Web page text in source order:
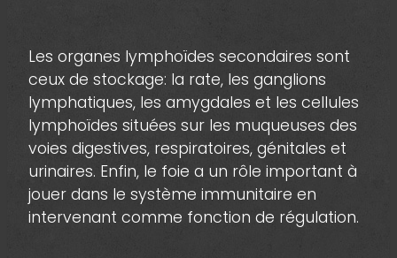
Les organes lymphoïdes secondaires sont
ceux de stockage: la rate, les ganglions
lymphatiques, les amygdales et les cellules
lymphoïdes situées sur les muqueuses des
voies digestives, respiratoires, génitales et
urinaires. Enfin, le foie a un rôle important à
jouer dans le système immunitaire en
intervenant comme fonction de régulation.